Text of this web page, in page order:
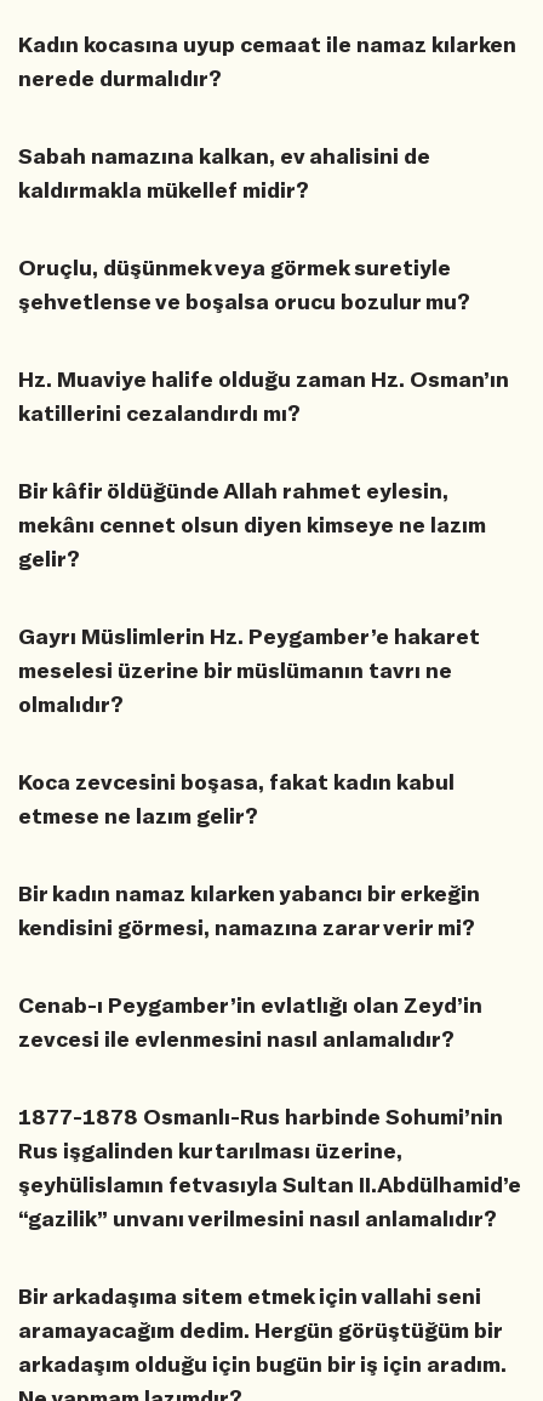
Kadın kocasına uyup cemaat ile namaz kılarken
nerede durmalıdır?
Sabah namazına kalkan, ev ahalisini de
kaldırmakla mükellef midir?
Oruçlu, düşünmek veya görmek suretiyle
şehvetlense ve boşalsa orucu bozulur mu?
Hz. Muaviye halife olduğu zaman Hz. Osman’ın
katillerini cezalandırdı mı?
Bir kâfir öldüğünde Allah rahmet eylesin,
mekânı cennet olsun diyen kimseye ne lazım
gelir?
Gayrı Müslimlerin Hz. Peygamber’e hakaret
meselesi üzerine bir müslümanın tavrı ne
olmalıdır?
Koca zevcesini boşasa, fakat kadın kabul
etmese ne lazım gelir?
Bir kadın namaz kılarken yabancı bir erkeğin
kendisini görmesi, namazına zarar verir mi?
Cenab-ı Peygamber’in evlatlığı olan Zeyd’in
zevcesi ile evlenmesini nasıl anlamalıdır?
1877-1878 Osmanlı-Rus harbinde Sohumi’nin
Rus işgalinden kurtarılması üzerine,
şeyhülislamın fetvasıyla Sultan II.Abdülhamid’e
“gazilik” unvanı verilmesini nasıl anlamalıdır?
Bir arkadaşıma sitem etmek için vallahi seni
aramayacağım dedim. Hergün görüştüğüm bir
arkadaşım olduğu için bugün bir iş için aradım.